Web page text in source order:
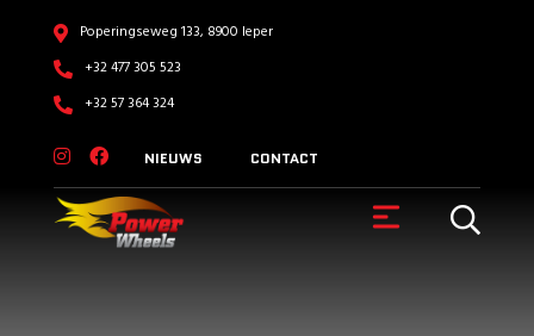
Poperingseweg 133, 8900 Ieper
+32 477 305 523
+32 57 364 324
NIEUWS CONTACT